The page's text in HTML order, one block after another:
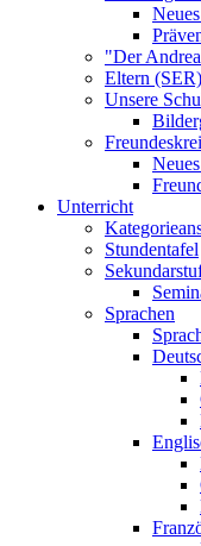
"Der
Eltern (SER)
Unsere
Unterricht
Stundentafel
Sprachen